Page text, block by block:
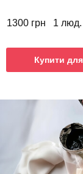
1300 грн 1 люд.
Купити